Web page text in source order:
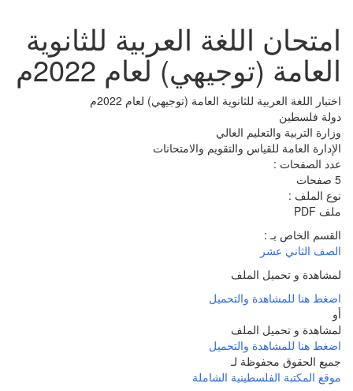
امتحان اللغة العربية للثانوية
العامة (توجيهي) لعام 2022م
اختبار اللغة العربية للثانوية العامة (توجيهي) لعام 2022م
دولة فلسطين
وزارة التربية والتعليم العالي
الإدارة العامة للقياس والتقويم والامتحانات
عدد الصفحات :
5 صفحات
نوع الملف :
ملف PDF
القسم الخاص بـ :
الصف الثاني عشر
لمشاهدة و تحميل الملف
اضغط هنا للمشاهدة والتحميل
أو
لمشاهدة و تحميل الملف
اضغط هنا للمشاهدة والتحميل
جميع الحقوق محفوظة لـ
موقع المكتبة الفلسطينية الشاملة